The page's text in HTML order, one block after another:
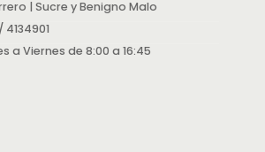
| Sucre y Benigno Malo
a Viernes de 8:00 a 16:45